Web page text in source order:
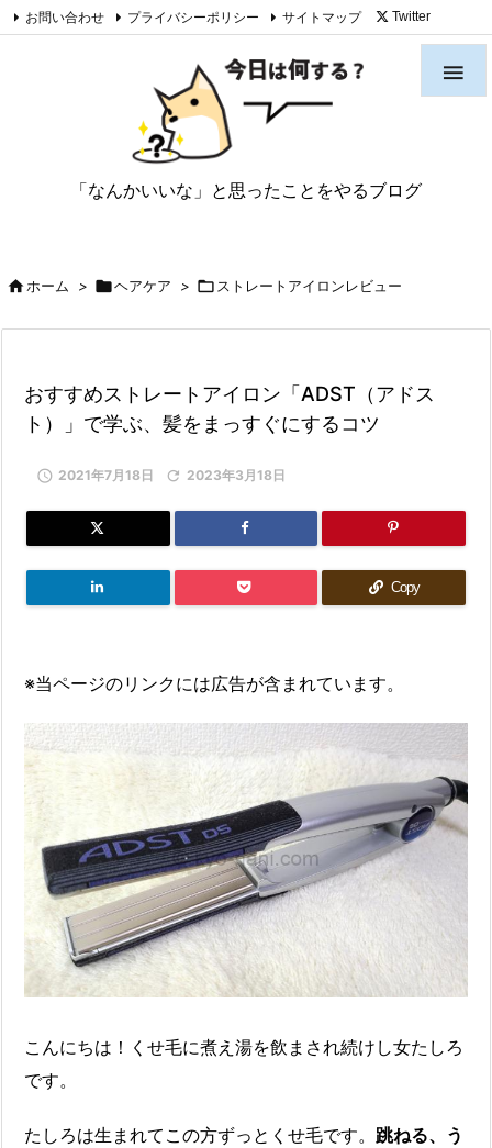
「なんかいいな」と思ったことをやるブログ

お問い合わせ プライバシーポリシー サイトマップ Twitter
ホーム > ヘアケア >  ストレートアイロンレビュー
おすすめストレートアイロン「ADST（アドス
ト）」で学ぶ、髪をまっすぐにするコツ
 2021年7月18日  2023年3月18日
Copy
※当ページのリンクには広告が含まれています。
こんにちは！くせ毛に煮え湯を飲まされ続けし女たしろ
です。
たしろは生まれてこの方ずっとくせ毛です。 跳ねる、う